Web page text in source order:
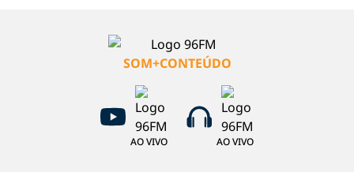
SOM+CONTEÚDO
AO VIVO AO VIVO